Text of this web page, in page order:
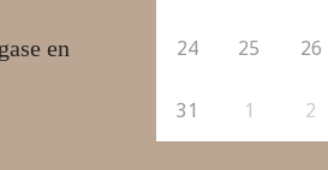
en
24 25 26
31 1 2